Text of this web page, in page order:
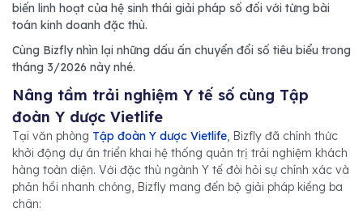
biến linh hoạt của hệ sinh thái giải pháp số đối với từng bài
toán kinh doanh đặc thù.
Cùng Bizfly nhìn lại những dấu ấn chuyển đổi số tiêu biểu trong
tháng 3/2026 này nhé.
Nâng tầm trải nghiệm Y tế số cùng Tập
đoàn Y dược Vietlife
Tại văn phòng Tập đoàn Y dược Vietlife, Bizfly đã chính thức
khởi động dự án triển khai hệ thống quản trị trải nghiệm khách
hàng toàn diện. Với đặc thù ngành Y tế đòi hỏi sự chính xác và
phản hồi nhanh chóng, Bizfly mang đến bộ giải pháp kiềng ba
chân: